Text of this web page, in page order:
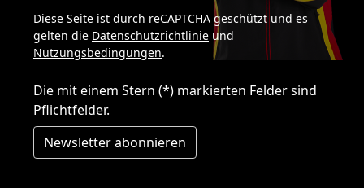
Diese Seite ist durch reCAPTCHA geschützt und es
gelten die Datenschutzrichtlinie und
Nutzungsbedingungen.
Die mit einem Stern (*) markierten Felder sind
Pflichtfelder.
Newsletter abonnieren